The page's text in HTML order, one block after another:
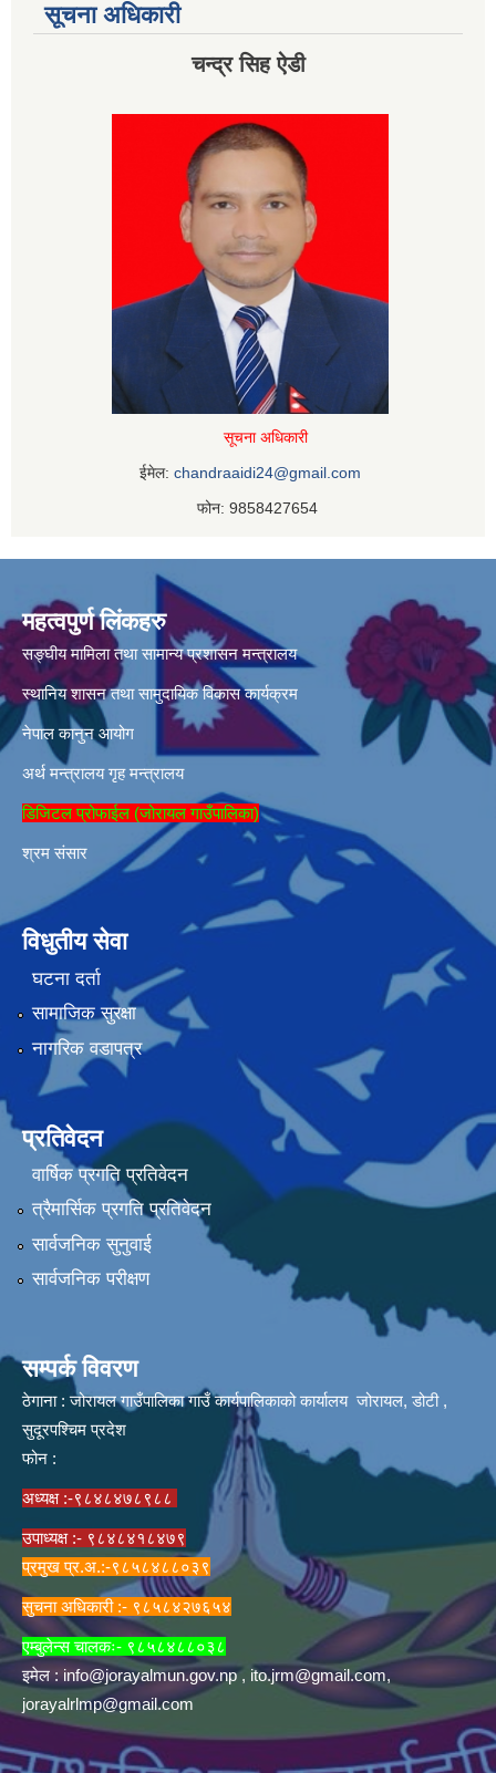
सूचना अधिकारी
चन्द्र सिह ऐडी
सूचना अधिकारी
ईमेल: chandraaidi24@gmail.com
फोन: 9858427654
महत्वपुर्ण लिंकहरु
सङ्घीय मामिला तथा सामान्य प्रशासन मन्त्रालय
स्थानिय शासन तथा सामुदायिक विकास कार्यक्रम
नेपाल कानुन आयोग
अर्थ मन्त्रालय गृह मन्त्रालय
डिजिटल प्रोफाईल (जोरायल गाउँपालिका)
श्रम संसार
विधुतीय सेवा
घटना दर्ता
सामाजिक सुरक्षा
नागरिक वडापत्र
प्रतिवेदन
वार्षिक प्रगति प्रतिवेदन
त्रैमार्सिक प्रगति प्रतिवेदन
सार्वजनिक सुनुवाई
सार्वजनिक परीक्षण
सम्पर्क विवरण
ठेगाना : जोरायल गाउँपालिका गाउँ कार्यपालिकाको कार्यालय जोरायल, डोटी ,
सुदूरपश्चिम प्रदेश
फोन :
अध्यक्ष :-९८४८४७८९८८
उपाध्यक्ष :- ९८४८४१८४७९
प्रमुख प्र.अ.:-९८५८४८८०३९
सुचना अधिकारी :- ९८५८४२७६५४
एम्बुलेन्स चालकः- ९८५८४८८०३८
इमेल : info@jorayalmun.gov.np, ito.jrm@gmail.com,
jorayalrlmp@gmail.com